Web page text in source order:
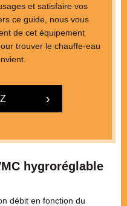
et satisfaire vos
ce guide, nous vous
de cet équipement
trouver le chauffe-eau
hygroréglable
débit en fonction du